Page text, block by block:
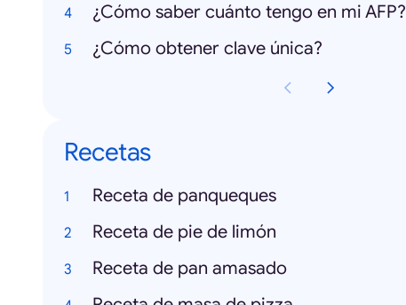
¿Cómo saber cuánto tengo en mi AFP?
¿Cómo obtener clave única?
Recetas
Receta de panqueques
Receta de pie de limón
Receta de pan amasado